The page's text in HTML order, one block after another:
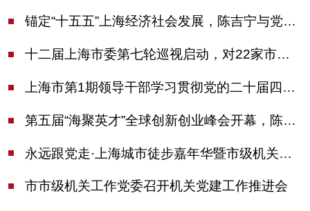
锚定“十五五”上海经济社会发展，陈吉宁与党外人士专题协商座谈
十二届上海市委第七轮巡视启动，对22家市管单位开展常规巡视
上海市第1期领导干部学习贯彻党的二十届四中全会精神专题研讨班开班，陈吉宁作专题报告
第五届“海聚英才”全球创新创业峰会开幕，陈吉宁出席并启动新一届大赛
永远跟党走·上海城市徒步嘉年华暨市级机关运动会开幕
市市级机关工作党委召开机关党建工作推进会